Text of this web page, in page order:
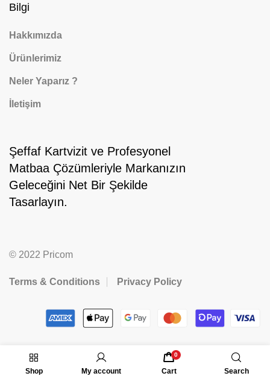
Bilgi
Hakkımızda
Ürünlerimiz
Neler Yaparız ?
İletişim
Şeffaf Kartvizit ve Profesyonel
Matbaa Çözümleriyle Markanızın
Geleceğini Net Bir Şekilde
Tasarlayın.
© 2022 Pricom
Terms & Conditions Privacy Policy
Shop My account
0
Cart Search